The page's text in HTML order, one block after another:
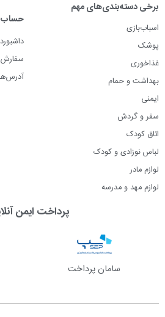
برخی دسته‌بندی‌های مهم
اسباب‌بازی
پوشک
غذاخوری
بهداشت و حمام
ایمنی
سفر و گردش
اتاق کودک
لباس نوزادی و کودک
لوازم مادر
لوازم مهد و مدرسه
حساب
داشبورد
پرداخت ایمن
سامان پرداخت